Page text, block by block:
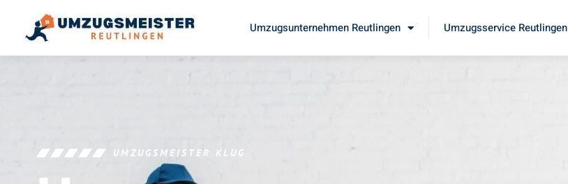
Umzugsunternehmen Reutlingen Umzugsservice Reutlingen
UMZUGSMEISTER KLUG